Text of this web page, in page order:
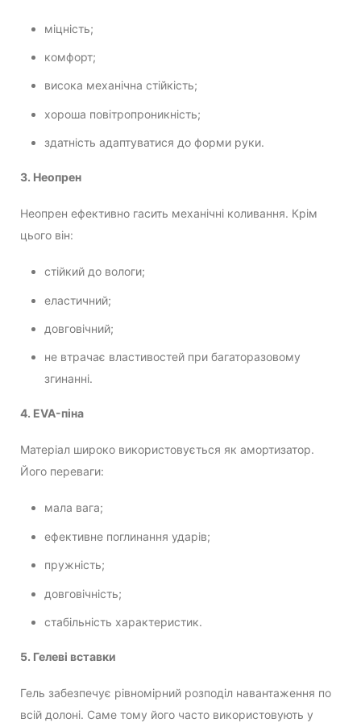
міцність;
комфорт;
висока механічна стійкість;
хороша повітропроникність;
здатність адаптуватися до форми руки.
3. Неопрен
Неопрен ефективно гасить механічні коливання. Крім
цього він:
стійкий до вологи;
еластичний;
довговічний;
не втрачає властивостей при багаторазовому
згинанні.
4. EVA-піна
Матеріал широко використовується як амортизатор.
Його переваги:
мала вага;
ефективне поглинання ударів;
пружність;
довговічність;
стабільність характеристик.
5. Гелеві вставки
Гель забезпечує рівномірний розподіл навантаження по
всій долоні. Саме тому його часто використовують у